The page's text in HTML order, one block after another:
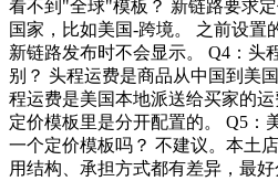
看不到"全球"模板？ 新链路要求
国家，比如美国-跨境。 之前设置
新链路发布时不会显示。 Q4：头
别？ 头程运费是商品从中国到美
程运费是美国本地派送给买家的
定价模板里是分开配置的。 Q5：
一个定价模板吗？ 不建议。本土
用结构、承担方式都有差异，最